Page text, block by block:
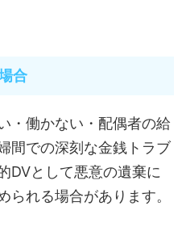
合
・働かない・配偶者の給
間での深刻な金銭トラブ
DVとして悪意の遺棄に
られる場合があります。